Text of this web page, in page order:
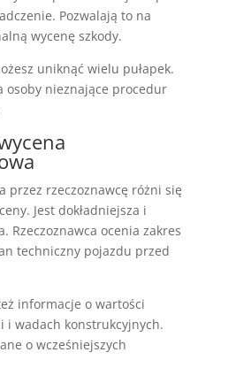
Pozwalają to na
wycenę szkody.
uniknąć wielu pułapek.
osoby nieznające procedur
przez rzeczoznawcę różni się
Jest dokładniejsza i
Rzeczoznawca ocenia zakres
techniczny pojazdu przed
informacje o wartości
i wadach konstrukcyjnych.
o wcześniejszych